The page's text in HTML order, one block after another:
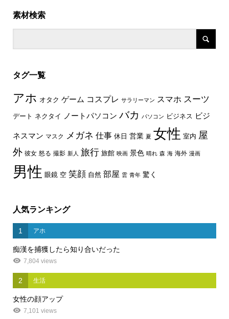
素材検索
タグ一覧
アホ オタク ゲーム コスプレ サラリーマン スマホ スーツ
デート ネクタイ ノートパソコン バカ パソコン ビジネス ビジ
ネスマン マスク メガネ 仕事 休日 営業 夏 女性 室内 屋
外 彼女 怒る 撮影 新人 旅行 旅館 映画 景色 晴れ 森 海 海外 漫画
男性 眼鏡 空 笑顔 自然 部屋 雲 青年 驚く
人気ランキング
1 アホ
痴漢を捕獲したら知り合いだった
7,804 views
2 生活
女性の顔アップ
7,101 views